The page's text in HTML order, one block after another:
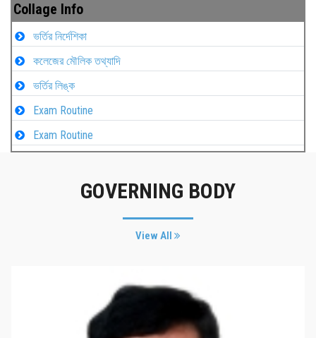
Collage Info
ভর্তির নির্দেশিকা
কলেজের মৌলিক তথ্যাদি
ভর্তির লিঙ্ক
Exam Routine
Exam Routine
GOVERNING BODY
View All